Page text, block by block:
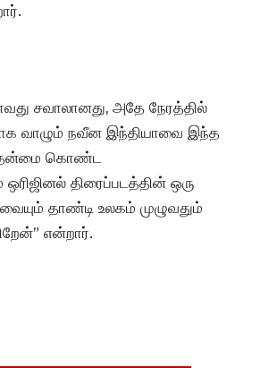
சவாலானது, அதே நேரத்தில்
வாழும் நவீன இந்தியாவை இந்த
கொண்ட
திரைப்படத்தின் ஒரு
தாண்டி உலகம் முழுவதும்
என்றார்.